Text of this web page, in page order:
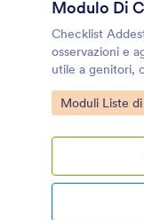
Checklist
osservazioni e
utile a genitori,
raccolta dati
Go to
Moduli Liste